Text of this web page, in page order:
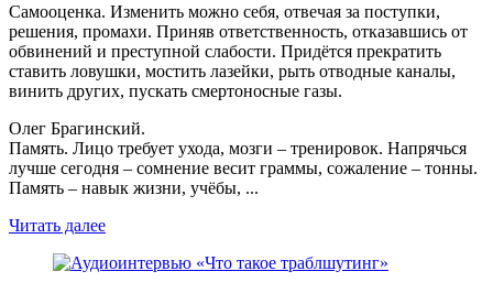
Самооценка. Изменить можно себя, отвечая за поступки,
решения, промахи. Приняв ответственность, отказавшись от
обвинений и преступной слабости. Придётся прекратить
ставить ловушки, мостить лазейки, рыть отводные каналы,
винить других, пускать смертоносные газы.
Олег Брагинский.
Память. Лицо требует ухода, мозги – тренировок. Напрячься
лучше сегодня – сомнение весит граммы, сожаление – тонны.
Память – навык жизни, учёбы, ...
Читать далее